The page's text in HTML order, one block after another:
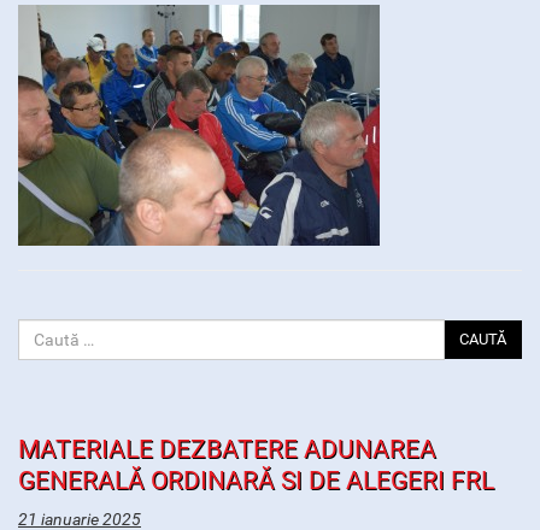
CAUTĂ
MATERIALE DEZBATERE ADUNAREA
GENERALĂ ORDINARĂ SI DE ALEGERI FRL
21 ianuarie 2025